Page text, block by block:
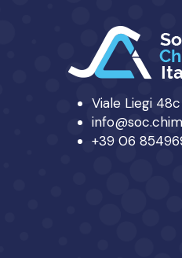
Viale Liegi
+39 06